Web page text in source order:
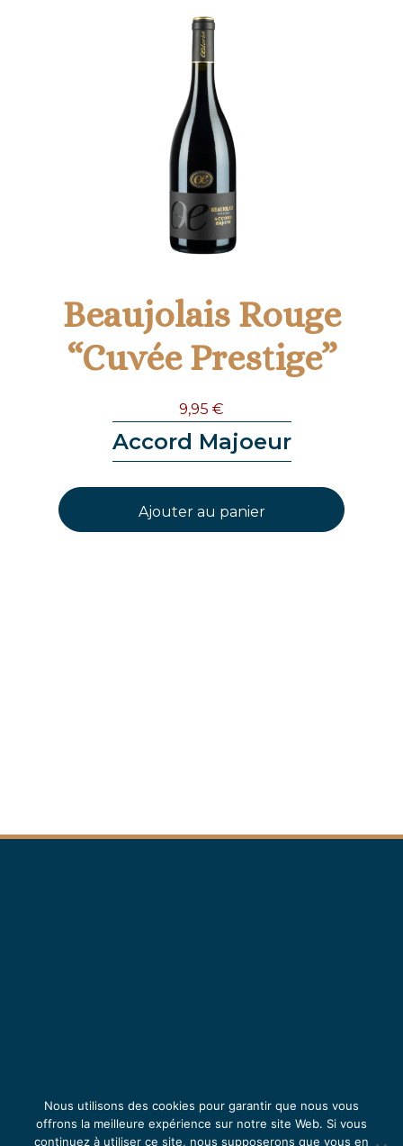
Beaujolais Rouge
“Cuvée Prestige”
9,95 €
Accord Majoeur
Ajouter au panier
Oedoria
Nous utilisons des cookies pour garantir que nous vous
offrons la meilleure expérience sur notre site Web. Si vous
continuez à utiliser ce site, nous supposerons que vous en